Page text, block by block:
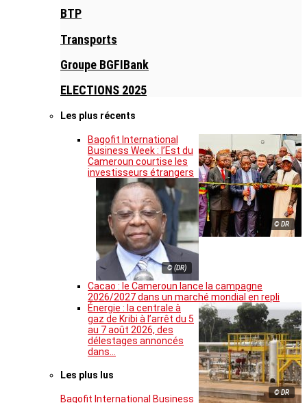
BTP
Transports
Groupe BGFIBank
ELECTIONS 2025
Les plus récents
© DR
Bagofit International
Business Week : l’Est du
Cameroun courtise les
investisseurs étrangers
© (DR)
Cacao : le Cameroun lance la campagne
2026/2027 dans un marché mondial en repli
© DR
Énergie : la centrale à
gaz de Kribi à l’arrêt du 5
au 7 août 2026, des
délestages annoncés
dans…
Les plus lus
Bagofit International Business